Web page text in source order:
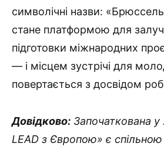
символічні назви:
стане платформою для
підготовки міжнародних
— і місцем зустрічі для
повертається з досвідом
Довідково: Започаткована у
LEAD з Європою» є спільною